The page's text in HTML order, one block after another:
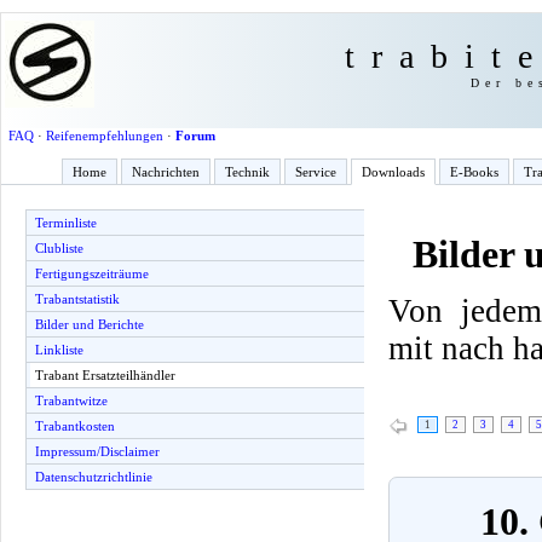
Der
FAQ· Reifenempfehlungen · Forum
Home Nachrichten Technik Service Downloads E-Books
Terminliste
Clubliste
Fertigungszeiträume
Trabantstatistik
Bilder und Berichte
Linkliste
Trabant Ersatzteilhändler
Trabantwitze
Trabantkosten
Impressum/Disclaimer
Datenschutzrichtlinie
Bilder
Von
mit nach
1 2 3 4 5